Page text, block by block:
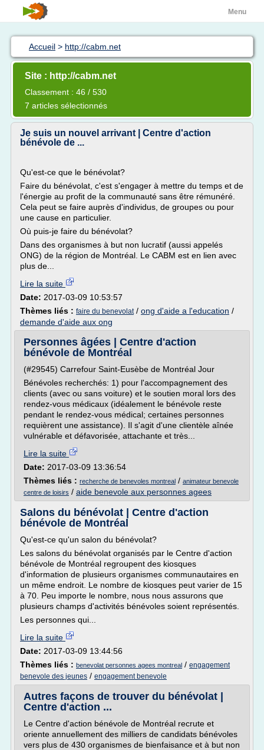
Menu
Accueil > http://cabm.net
Site : http://cabm.net
Classement : 46 / 530
7 articles sélectionnés
Je suis un nouvel arrivant | Centre d'action
bénévole de ...
Qu'est-ce que le bénévolat?
Faire du bénévolat, c'est s'engager à mettre du temps et de
l'énergie au profit de la communauté sans être rémunéré.
Cela peut se faire auprès d'individus, de groupes ou pour
une cause en particulier.
Où puis-je faire du bénévolat?
Dans des organismes à but non lucratif (aussi appelés
ONG) de la région de Montréal. Le CABM est en lien avec
plus de...
Lire la suite
Date: 2017-03-09 10:53:57
Thèmes liés : faire du benevolat/ ong d'aide a l'education /
demande d'aide aux ong
Personnes âgées | Centre d'action
bénévole de Montréal
(#29545) Carrefour Saint-Eusèbe de Montréal Jour
Bénévoles recherchés: 1) pour l'accompagnement des
clients (avec ou sans voiture) et le soutien moral lors des
rendez-vous médicaux (idéalement le bénévole reste
pendant le rendez-vous médical; certaines personnes
requièrent une assistance). Il s'agit d'une clientèle aînée
vulnérable et défavorisée, attachante et très...
Lire la suite
Date: 2017-03-09 13:36:54
Thèmes liés : recherche de benevoles montreal / animateur benevole
centre de loisirs / aide benevole aux personnes agees
Salons du bénévolat | Centre d'action
bénévole de Montréal
Qu'est-ce qu'un salon du bénévolat?
Les salons du bénévolat organisés par le Centre d'action
bénévole de Montréal regroupent des kiosques
d'information de plusieurs organismes communautaires en
un même endroit. Le nombre de kiosques peut varier de 15
à 70. Peu importe le nombre, nous nous assurons que
plusieurs champs d'activités bénévoles soient représentés.
Les personnes qui...
Lire la suite
Date: 2017-03-09 13:44:56
Thèmes liés : benevolat personnes agees montreal / engagement
benevole des jeunes / engagement benevole
Autres façons de trouver du bénévolat |
Centre d'action ...
Le Centre d'action bénévole de Montréal recrute et
oriente annuellement des milliers de candidats bénévoles
vers plus de 430 organismes de bienfaisance et à but non